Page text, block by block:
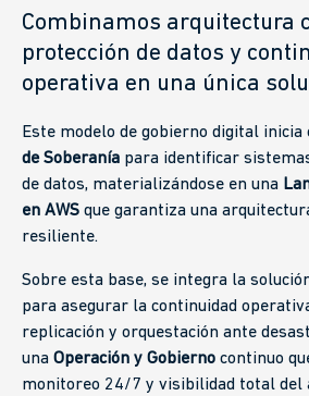
Combinamos arquitectura
protección de datos y
operativa en una única
Este modelo de gobierno digital inicia
de Soberanía para identificar
de datos, materializándose en una
en AWS que garantiza una
resiliente.
Sobre esta base, se integra la
para asegurar la continuidad
replicación y orquestación ante
una Operación y Gobierno continuo
monitoreo 24/7 y visibilidad total del